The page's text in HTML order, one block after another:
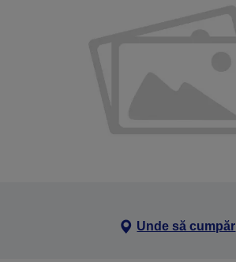
Unde să cumpăr